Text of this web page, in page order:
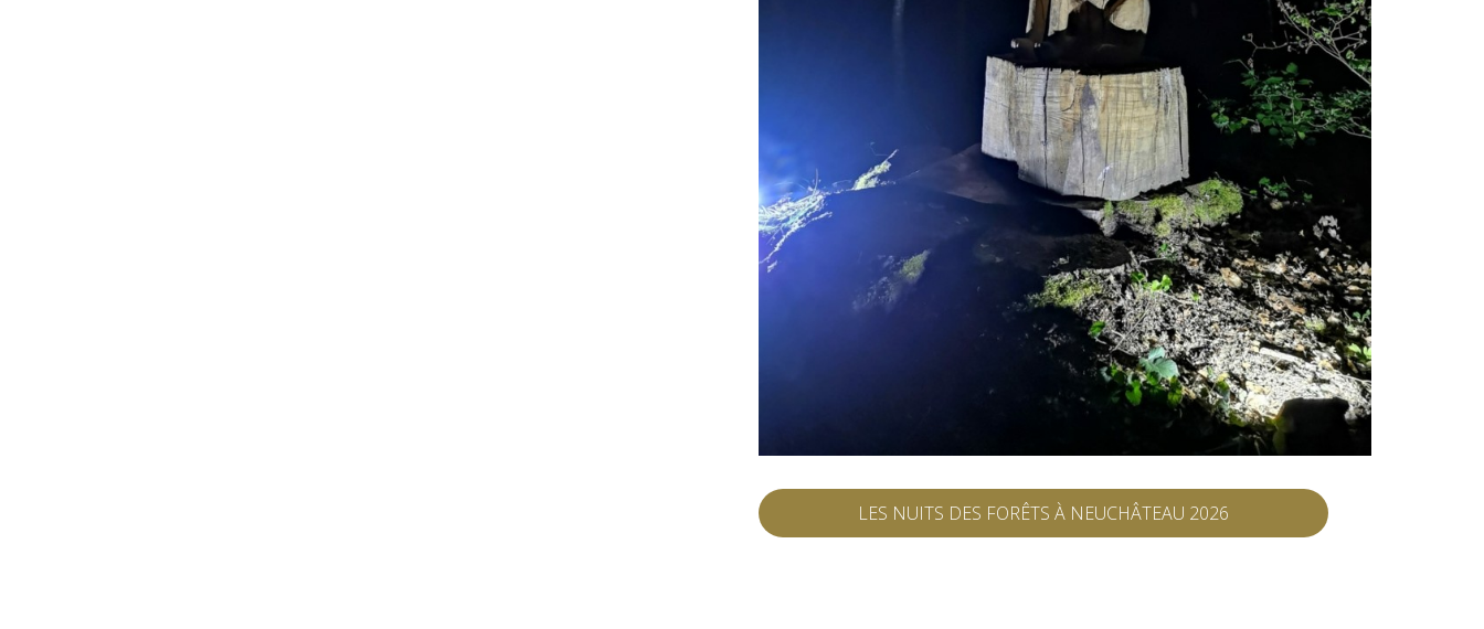
LES NUITS DES FORÊTS À NEUCHÂTEAU 2026